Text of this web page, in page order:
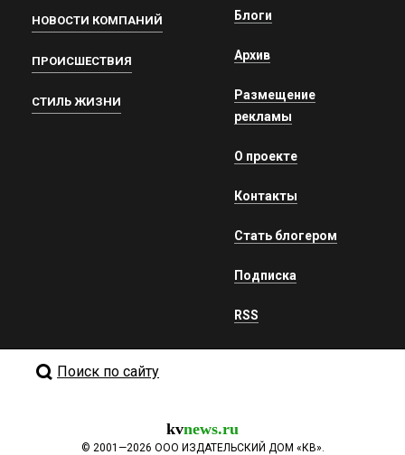
НОВОСТИ КОМПАНИЙ
ПРОИСШЕСТВИЯ
СТИЛЬ ЖИЗНИ
Блоги
Архив
Размещение
рекламы
О проекте
Контакты
Стать блогером
Подписка
RSS
Поиск по сайту
kvnews.ru
© 2001—2026 ООО ИЗДАТЕЛЬСКИЙ ДОМ «КВ».